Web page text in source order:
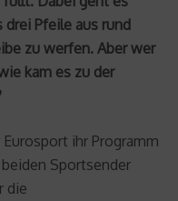
Pfeile aus rund
zu werfen. Aber wer
kam es zu der
ihr Programm
Sportsender
die